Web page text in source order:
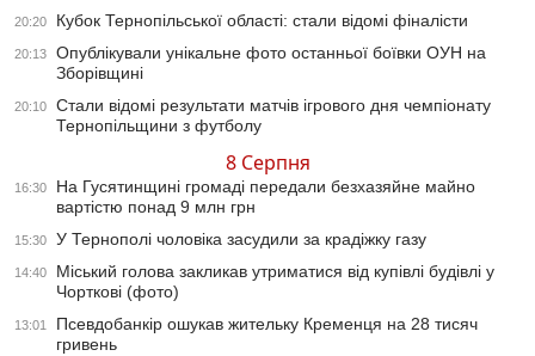
20:20 Кубок Тернопільської області: стали відомі фіналісти
20:13
Опублікували унікальне фото останньої боївки ОУН на
Зборівщині
20:10
Стали відомі результати матчів ігрового дня чемпіонату
Тернопільщини з футболу
8 Серпня
16:30
На Гусятинщині громаді передали безхазяйне майно
вартістю понад 9 млн грн
15:30 У Тернополі чоловіка засудили за крадіжку газу
14:40
Міський голова закликав утриматися від купівлі будівлі у
Чорткові (фото)
13:01
Псевдобанкір ошукав жительку Кременця на 28 тисяч
гривень